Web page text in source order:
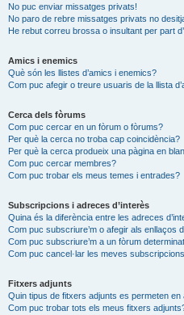
No puc enviar missatges privats!
No paro de rebre missatges privats no
He rebut correu brossa o insultant per part
Amics i enemics
Què són les llistes d’amics i enemics?
Com puc afegir o treure usuaris de la llista
Cerca dels fòrums
Com puc cercar en un fòrum o fòrums?
Per què la cerca no troba cap coincidència?
Per què la cerca produeix una pàgina en
Com puc cercar membres?
Com puc trobar els meus temes i entrades?
Subscripcions i adreces d’interès
Quina és la diferència entre les adreces
Com puc subscriure’m o afegir als enllaços
Com puc subscriure’m a un fòrum
Com puc cancel·lar les meves
Fitxers adjunts
Quin tipus de fitxers adjunts es permeten en
Com puc trobar tots els meus fitxers